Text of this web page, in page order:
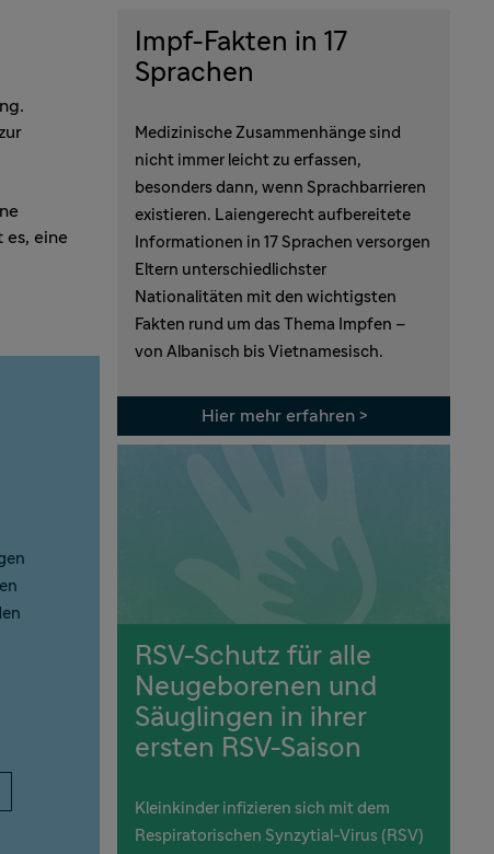
es, eine
Impf-Fakten in 17
Sprachen
Medizinische Zusammenhänge sind
nicht immer leicht zu erfassen,
besonders dann, wenn Sprachbarrieren
existieren. Laiengerecht aufbereitete
Informationen in 17 Sprachen versorgen
Eltern unterschiedlichster
Nationalitäten mit den wichtigsten
Fakten rund um das Thema Impfen –
von Albanisch bis Vietnamesisch.
Hier mehr erfahren >
RSV-Schutz für alle
Neugeborenen und
Säuglingen in ihrer
ersten RSV-Saison
Kleinkinder infizieren sich mit dem
Respiratorischen Synzytial-Virus (RSV)